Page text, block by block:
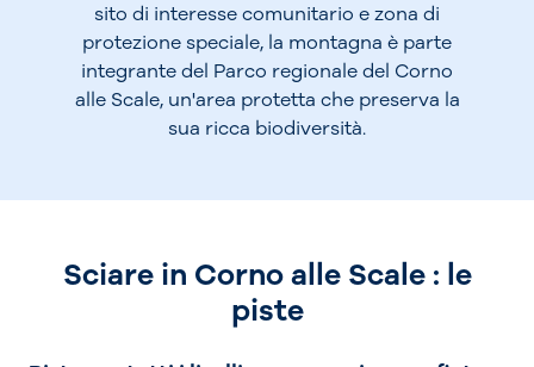
sito di interesse comunitario e zona di
protezione speciale, la montagna è parte
integrante del Parco regionale del Corno
alle Scale, un'area protetta che preserva la
sua ricca biodiversità.
Sciare in Corno alle Scale : le
piste